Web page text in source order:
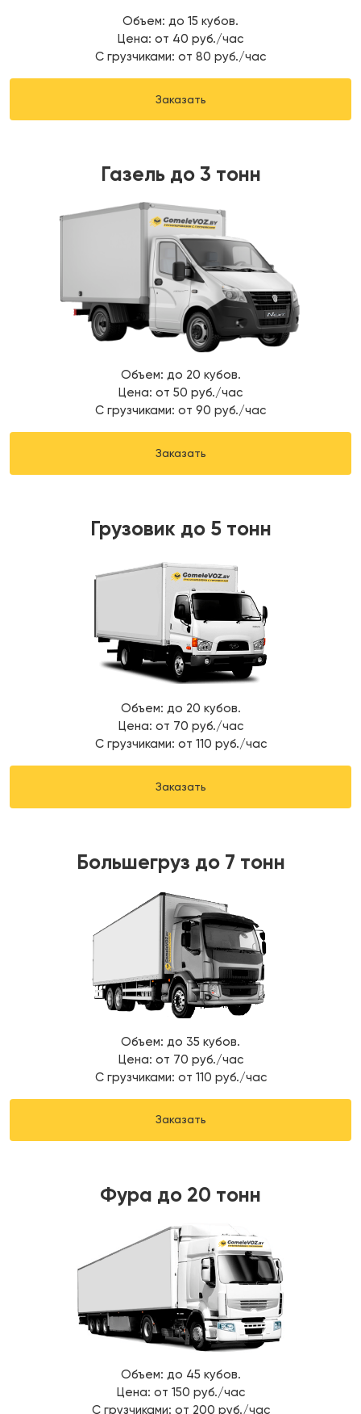
Объем: до 15 кубов.
Цена: от 40 руб./час
С грузчиками: от 80 руб./час
Заказать
Газель до 3 тонн
Объем: до 20 кубов.
Цена: от 50 руб./час
С грузчиками: от 90 руб./час
Заказать
Грузовик до 5 тонн
Объем: до 20 кубов.
Цена: от 70 руб./час
С грузчиками: от 110 руб./час
Заказать
Большегруз до 7 тонн
Объем: до 35 кубов.
Цена: от 70 руб./час
С грузчиками: от 110 руб./час
Заказать
Фура до 20 тонн
Объем: до 45 кубов.
Цена: от 150 руб./час
С грузчиками: от 200 руб./час